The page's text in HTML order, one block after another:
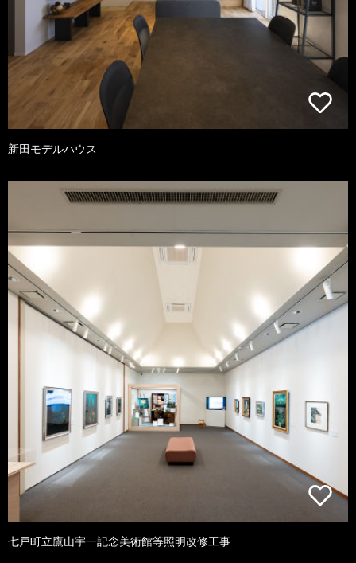
新田モデルハウス
七戸町立鷹山宇一記念美術館等照明改修工事